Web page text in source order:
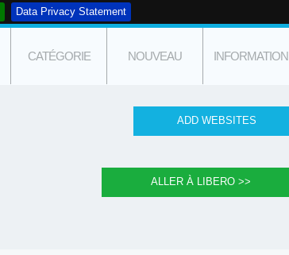
Data Privacy Statement
CATÉGORIE NOUVEAU INFORMATION